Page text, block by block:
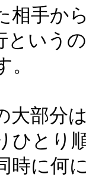
相手か
という
大部分
ひとり
時に何